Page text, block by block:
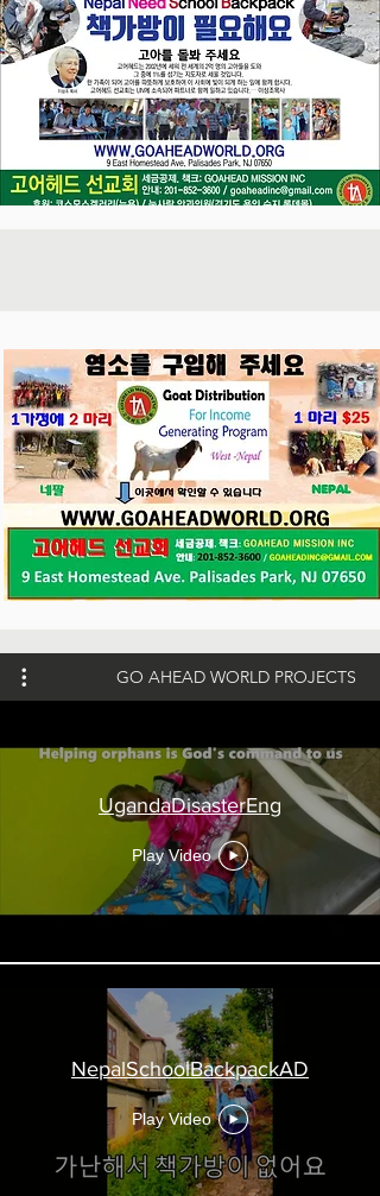
GO AHEAD WORLD PROJECTS
UgandaDisasterEng
Play Video
NepalSchoolBackpackAD
Play Video